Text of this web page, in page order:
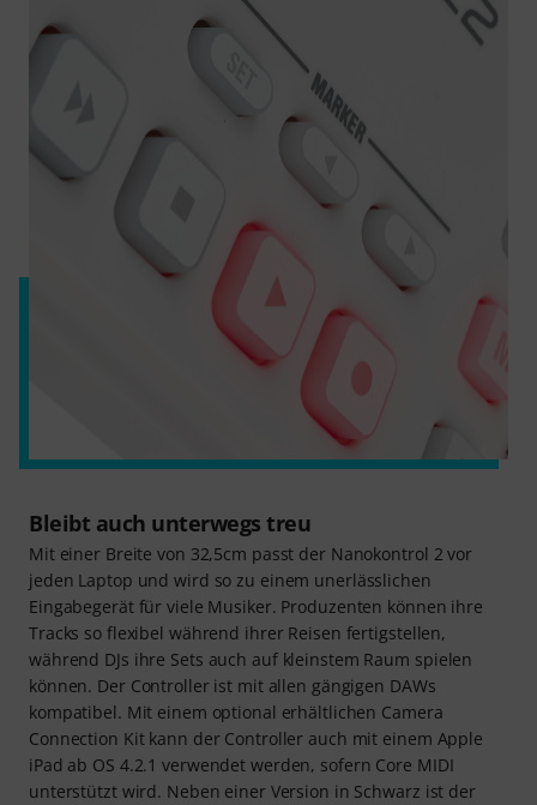
Bleibt auch unterwegs treu
Mit einer Breite von 32,5cm passt der Nanokontrol 2 vor
jeden Laptop und wird so zu einem unerlässlichen
Eingabegerät für viele Musiker. Produzenten können ihre
Tracks so flexibel während ihrer Reisen fertigstellen,
während DJs ihre Sets auch auf kleinstem Raum spielen
können. Der Controller ist mit allen gängigen DAWs
kompatibel. Mit einem optional erhältlichen Camera
Connection Kit kann der Controller auch mit einem Apple
iPad ab OS 4.2.1 verwendet werden, sofern Core MIDI
unterstützt wird. Neben einer Version in Schwarz ist der